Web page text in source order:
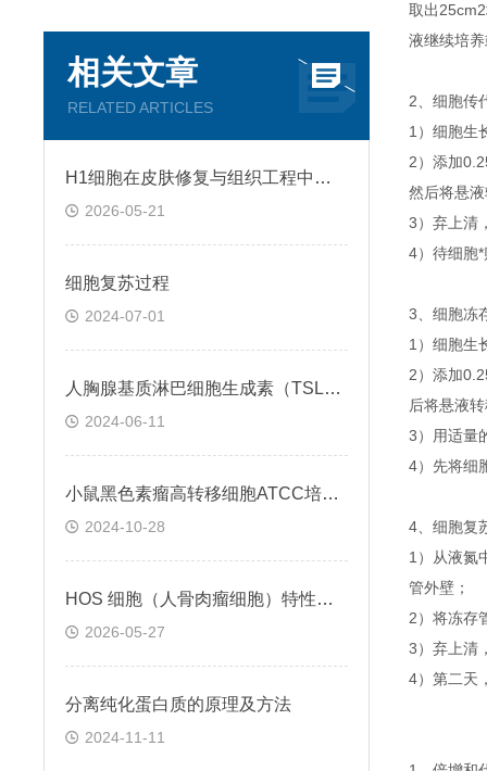
相关文章
RELATED ARTICLES
H1细胞在皮肤修复与组织工程中的应用前景
2026-05-21
细胞复苏过程
2024-07-01
人胸腺基质淋巴细胞生成素（TSLP）ELISA检测试剂盒説明书
2024-06-11
小鼠黑色素瘤高转移细胞ATCC培养与保存
2024-10-28
HOS 细胞（人骨肉瘤细胞）特性与功能
2026-05-27
分离纯化蛋白质的原理及方法
2024-11-11
取出
液继续培
2、细胞传
1）细胞生
2）添加
然后将悬
3）弃上清
4）待细胞
3、细胞冻
1）细胞生
2）添加
后将悬液
3）用适量
4）先将细
4、细胞复
1）从液氮
管外壁；
2）将冻存
3）弃上清
4）第二天